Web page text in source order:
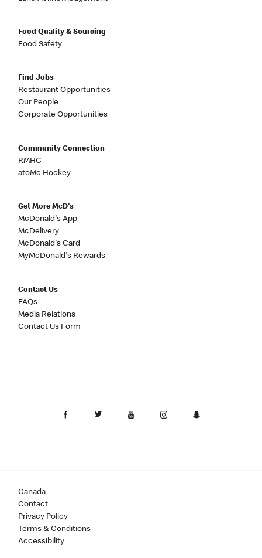
Food Quality & Sourcing
Food Safety
Find Jobs
Restaurant Opportunities
Our People
Corporate Opportunities
Community Connection
RMHC
atoMc Hockey
Get More McD's
McDonald's App
McDelivery
McDonald's Card
MyMcDonald's Rewards
Contact Us
FAQs
Media Relations
Contact Us Form
Canada
Contact
Privacy Policy
Terms & Conditions
Accessibility